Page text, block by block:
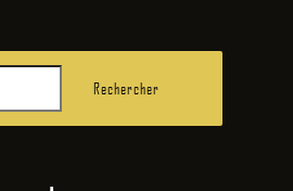
Rechercher